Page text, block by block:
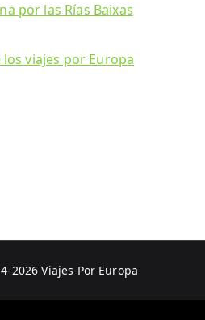
por las Rías Baixas
viajes por Europa
2026Viajes Por Europa